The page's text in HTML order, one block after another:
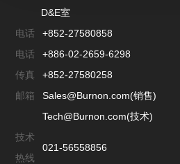
D&E室
电话
+852-27580858
电话
+886-02-2659-6298
传真
+852-27580258
邮箱
Sales@Burnon.com(销售)
Tech@Burnon.com(技术)
技术
热线
021-56558856